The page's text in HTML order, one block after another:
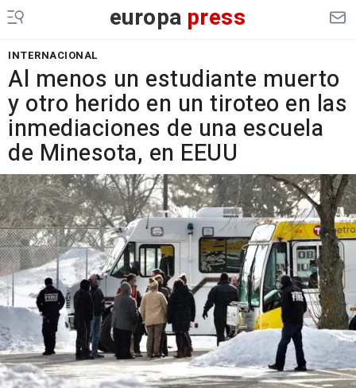
europa press
INTERNACIONAL
Al menos un estudiante muerto
y otro herido en un tiroteo en las
inmediaciones de una escuela
de Minesota, en EEUU